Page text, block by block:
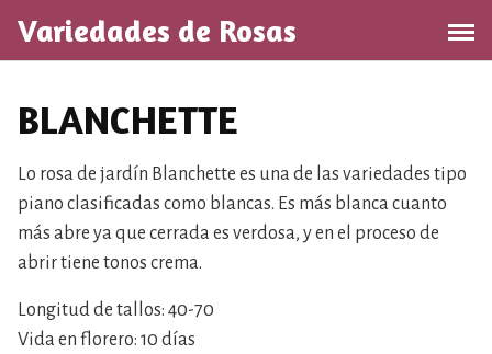
l
Variedades de Rosas
BLANCHETTE
Lo rosa de jardín Blanchette es una de las variedades tipo
piano clasificadas como blancas. Es más blanca cuanto
más abre ya que cerrada es verdosa, y en el proceso de
abrir tiene tonos crema.
Longitud de tallos: 40-70
Vida en florero: 10 días